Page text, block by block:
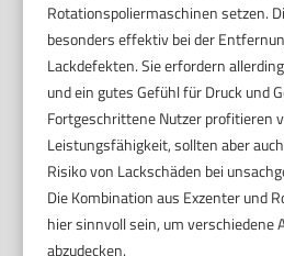
Rotationspoliermaschinen setzen.
besonders effektiv bei der
Lackdefekten. Sie erfordern
und ein gutes Gefühl für Druck und
Fortgeschrittene Nutzer profitieren
Leistungsfähigkeit, sollten aber
Risiko von Lackschäden bei
Die Kombination aus Exzenter und
hier sinnvoll sein, um
abzudecken.